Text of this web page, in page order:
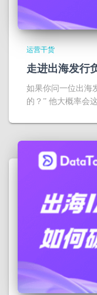
运营干货
走进出海发行
如果你问一位出海
的？” 他大概率会这